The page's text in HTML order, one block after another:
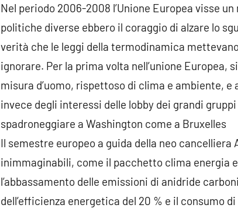
Nel periodo 2006-2008 l’Unione Europea visse
politiche diverse ebbero il coraggio di alzare lo
verità che le leggi della termodinamica
ignorare. Per la prima volta nell’unione Europea,
misura d’uomo, rispettoso di clima e ambiente,
invece degli interessi delle lobby dei grandi
spadroneggiare a Washington come a Bruxelles
Il semestre europeo a guida della neo
inimmaginabili, come il pacchetto clima energia
l’abbassamento delle emissioni di anidride
dell’efficienza energetica del 20 % e il consumo